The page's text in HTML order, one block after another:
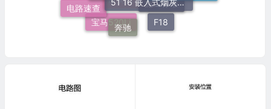
宝马520Li
欧美日车系施工标准
F18
奔驰
电路速查